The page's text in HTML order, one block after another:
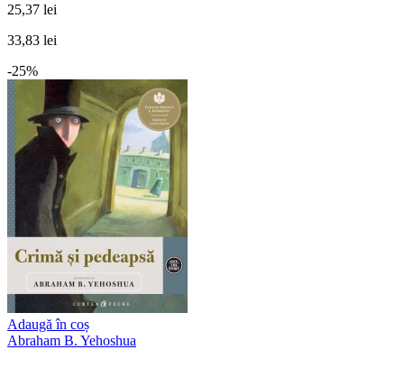
25,37 lei
33,83 lei
-25%
Adaugă în coș
Abraham B. Yehoshua